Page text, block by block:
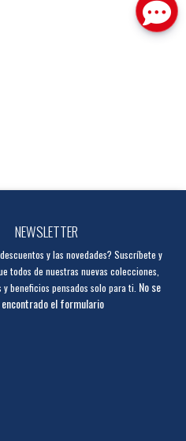
NEWSLETTER
y las novedades? Suscríbete y
todos de nuestras nuevas colecciones,
beneficios pensados solo para ti. No se
encontrado el formulario